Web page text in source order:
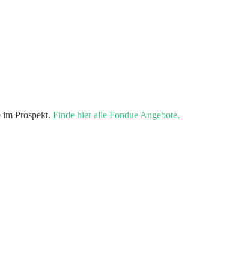
Prospekt. Finde hier alle Fondue Angebote.